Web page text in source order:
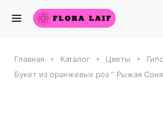
Главная Каталог Цветы
Букет из оранжевых роз " Рыжая